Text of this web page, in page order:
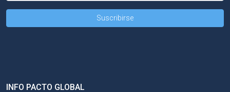
INFO PACTO GLOBAL